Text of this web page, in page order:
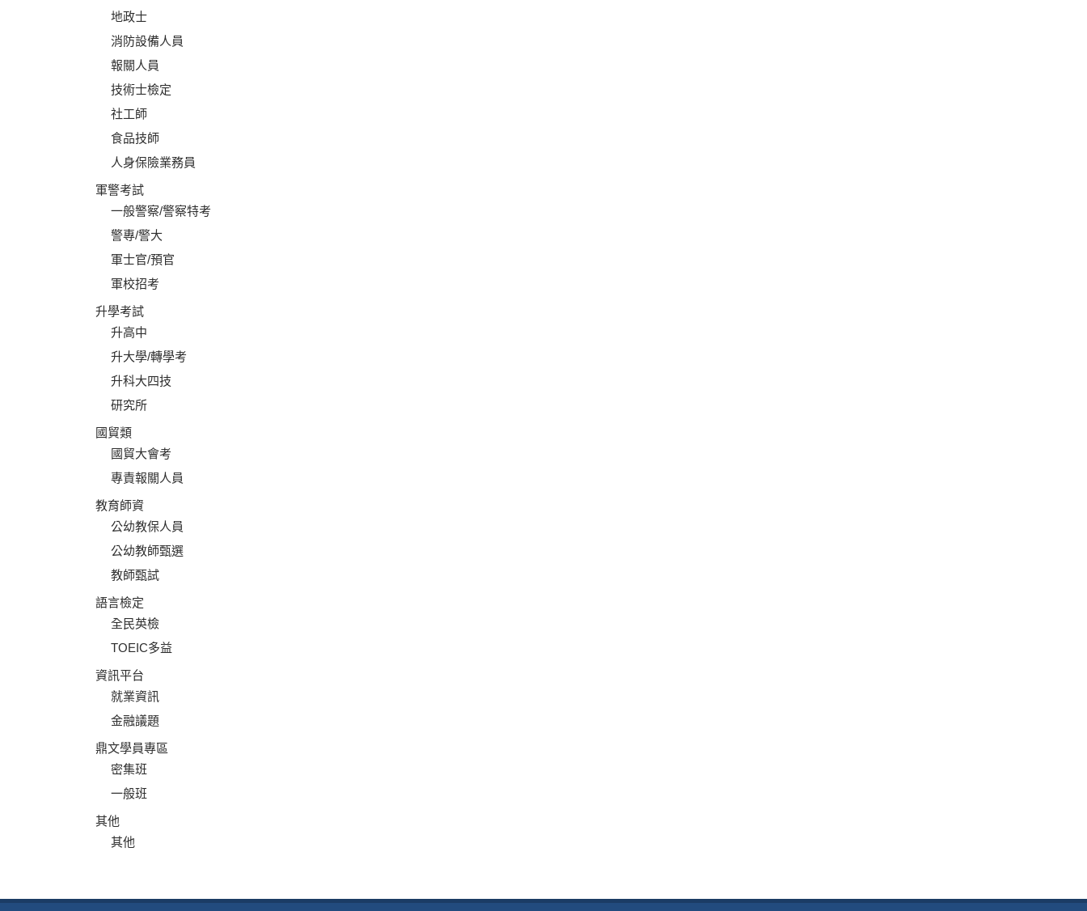
地政士
消防設備人員
報關人員
技術士檢定
社工師
食品技師
人身保險業務員
軍警考試
一般警察/警察特考
警專/警大
軍士官/預官
軍校招考
升學考試
升高中
升大學/轉學考
升科大四技
研究所
國貿類
國貿大會考
專責報關人員
教育師資
公幼教保人員
公幼教師甄選
教師甄試
語言檢定
全民英檢
TOEIC多益
資訊平台
就業資訊
金融議題
鼎文學員專區
密集班
一般班
其他
其他